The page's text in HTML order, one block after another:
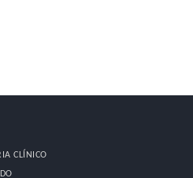
CLÍNICO